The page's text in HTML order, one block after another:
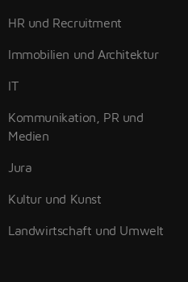
HR und Recruitment
Immobilien und Architektur
IT
Kommunikation, PR und
Medien
Jura
Kultur und Kunst
Landwirtschaft und Umwelt